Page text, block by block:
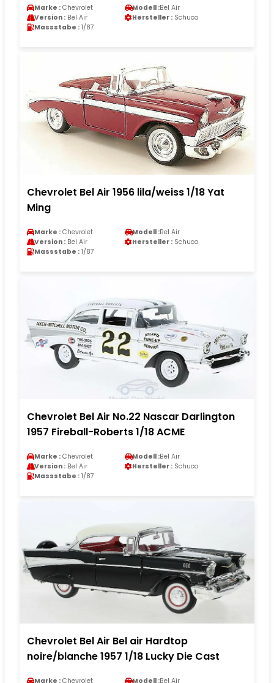
Marke : Chevrolet Modell :Bel Air
Version : Bel Air Hersteller : Schuco
Massstabe : 1/87
Chevrolet Bel Air 1956 lila/weiss 1/18 Yat
Ming
Marke : Chevrolet Modell :Bel Air
Version : Bel Air Hersteller : Schuco
Massstabe : 1/87
Chevrolet Bel Air No.22 Nascar Darlington
1957 Fireball-Roberts 1/18 ACME
Marke : Chevrolet Modell :Bel Air
Version : Bel Air Hersteller : Schuco
Massstabe : 1/87
Chevrolet Bel Air Bel air Hardtop
noire/blanche 1957 1/18 Lucky Die Cast
Marke : Chevrolet Modell :Bel Air